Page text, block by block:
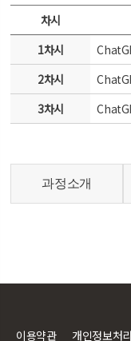
차시
1차시
2차시
3차시
과정소개
이용약관 개인정보처